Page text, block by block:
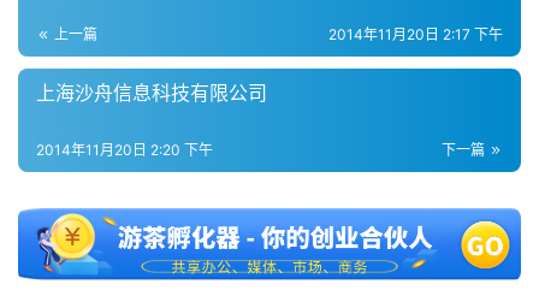
三
茶
奖
7
上一篇 2014年11月20日 2:17 下午
上海沙舟信息科技有限公司
下一篇
2014年11月20日 2:20 下午